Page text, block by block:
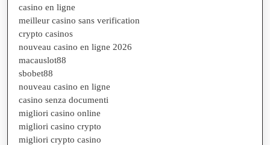
casino en ligne
meilleur casino sans verification
crypto casinos
nouveau casino en ligne 2026
macauslot88
sbobet88
nouveau casino en ligne
casino senza documenti
migliori casino online
migliori casino crypto
migliori crypto casino